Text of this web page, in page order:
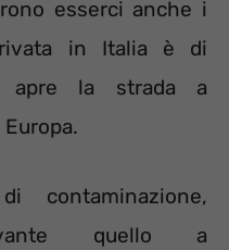
esserci anche i
in Italia è di
apre la strada a
quello a